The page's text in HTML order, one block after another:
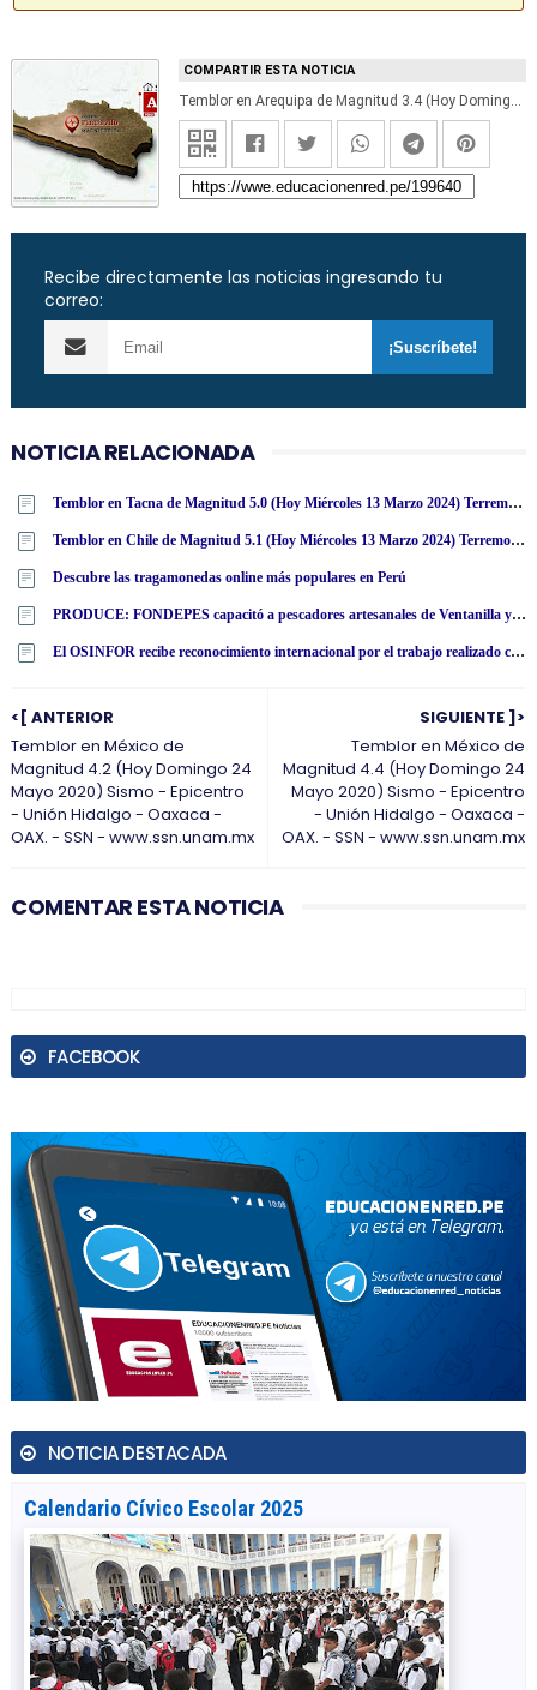
COMPARTIR ESTA NOTICIA
Temblor en Arequipa de Magnitud 3.4 (Hoy Domingo 24 Mayo 2020) Sismo - Epicentro - Pinchollo - Caylloma - IGP - www.igp.gob.pe
Recibe directamente las noticias ingresando tu
correo:
NOTICIA RELACIONADA
Temblor en Tacna de Magnitud 5.0 (Hoy Miércoles 13 Marzo 2024) Terremoto - Sismo - Epicentro - Calana - IGP - www·igp·gob·pe
Temblor en Chile de Magnitud 5.1 (Hoy Miércoles 13 Marzo 2024) Terremoto Sismo Epicentro - Putre - Arica - Parinacota - ONEMI - SENAPRED [ACTUALIZADO]
Descubre las tragamonedas online más populares en Perú
PRODUCE: FONDEPES capacitó a pescadores artesanales de Ventanilla y Chancay en reparación de redes de pesca y manipulación de recursos pesqueros
El OSINFOR recibe reconocimiento internacional por el trabajo realizado con la Mochila Forestal en Colombia
SIGUIENTE ]>
Temblor en México de
Magnitud 4.4 (Hoy Domingo 24
Mayo 2020) Sismo - Epicentro
- Unión Hidalgo - Oaxaca -
OAX. - SSN - www.ssn.unam.mx
<[ ANTERIOR
Temblor en México de
Magnitud 4.2 (Hoy Domingo 24
Mayo 2020) Sismo - Epicentro
- Unión Hidalgo - Oaxaca -
OAX. - SSN - www.ssn.unam.mx
COMENTAR ESTA NOTICIA
FACEBOOK
NOTICIA DESTACADA
Calendario Cívico Escolar 2025